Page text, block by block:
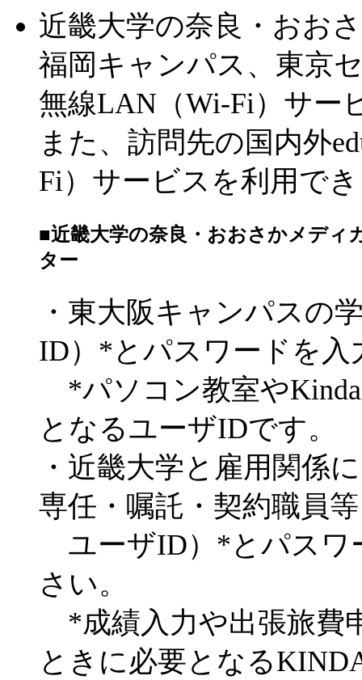
近畿大学の奈良・おお
福岡キャンパス、東京
無線LAN（Wi-Fi）サー
また、訪問先の国内外
Fi）サービスを利用で
■近畿大学の奈良・おおさかメディ
ター
・東大阪キャンパスの
ID）*とパスワードを
*パソコン教室や
となるユーザIDです。
・近畿大学と雇用関係
専任・嘱託・契約職員
ユーザID）*とパスワ
さい。
*成績入力や出張旅費
ときに必要となる